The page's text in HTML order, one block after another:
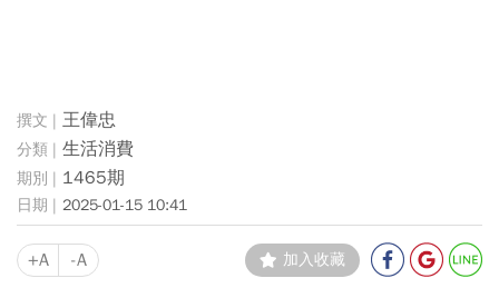
王偉忠
生活消費
1465期
2025-01-15 10:41
+A -A 加入收藏